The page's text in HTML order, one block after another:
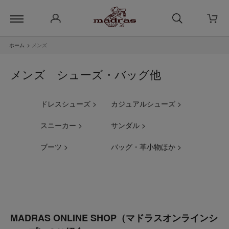
ホーム > メンズ
メンズ シューズ・バッグ他
ドレスシューズ > カジュアルシューズ >
スニーカー > サンダル >
ブーツ > バッグ・革小物ほか >
MADRAS ONLINE SHOP（マドラスオンラインシ